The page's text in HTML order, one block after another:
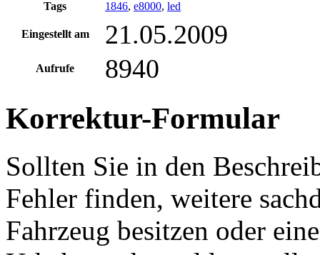
Tags 1846, e8000, led
Eingestellt am 21.05.2009
Aufrufe 8940
Korrektur-Formular
Sollten Sie in den
Fehler finden, weitere
Fahrzeug besitzen oder